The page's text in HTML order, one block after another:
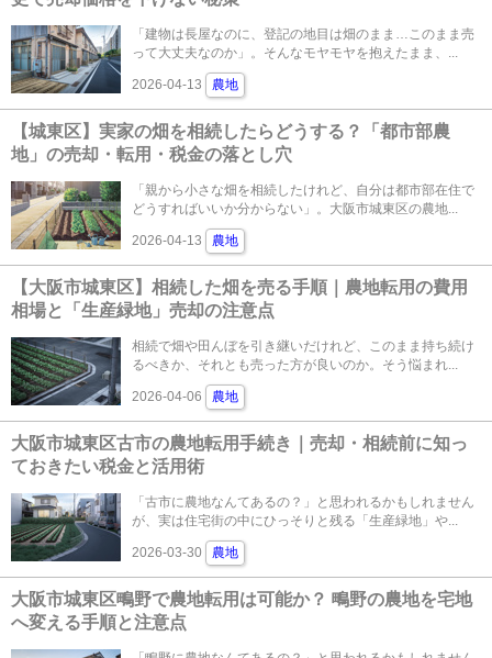
「建物は長屋なのに、登記の地目は畑のまま…このまま売
って大丈夫なのか」。そんなモヤモヤを抱えたまま、...
2026-04-13 農地
【城東区】実家の畑を相続したらどうする？「都市部農
地」の売却・転用・税金の落とし穴
「親から小さな畑を相続したけれど、自分は都市部在住で
どうすればいいか分からない」。大阪市城東区の農地...
2026-04-13 農地
【大阪市城東区】相続した畑を売る手順｜農地転用の費用
相場と「生産緑地」売却の注意点
相続で畑や田んぼを引き継いだけれど、このまま持ち続け
るべきか、それとも売った方が良いのか。そう悩まれ...
2026-04-06 農地
大阪市城東区古市の農地転用手続き｜売却・相続前に知っ
ておきたい税金と活用術
「古市に農地なんてあるの？」と思われるかもしれません
が、実は住宅街の中にひっそりと残る「生産緑地」や...
2026-03-30 農地
大阪市城東区鴫野で農地転用は可能か？ 鴫野の農地を宅地
へ変える手順と注意点